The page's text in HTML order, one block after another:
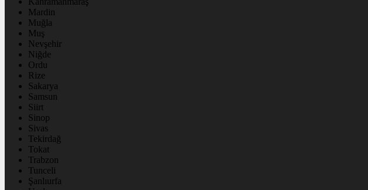
Mardin
Muğla
Muş
Nevşehir
Niğde
Ordu
Rize
Sakarya
Samsun
Siirt
Sinop
Sivas
Tekirdağ
Tokat
Trabzon
Tunceli
Şanlıurfa